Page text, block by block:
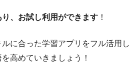
、お試し利用ができます ！
に合った学習アプリをフル活用し
高めていきましょう！